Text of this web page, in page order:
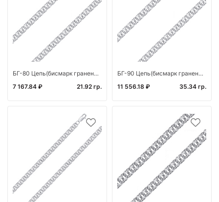
БГ-80 Цепь(бисмарк граненый) (Ag 925)
7 167.84 ₽
21.92 гр.
БГ-90 Цепь(бисмарк граненый) (Ag 925)
11 556.18 ₽
35.34 гр.